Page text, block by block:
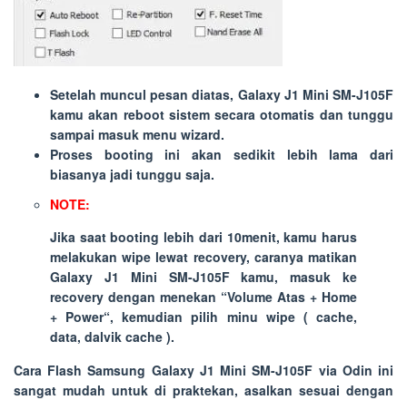
Setelah muncul pesan diatas, Galaxy J1 Mini SM-J105F
kamu akan reboot sistem secara otomatis dan tunggu
sampai masuk menu wizard.
Proses booting ini akan sedikit lebih lama dari
biasanya jadi tunggu saja.
NOTE:
Jika saat booting lebih dari 10menit, kamu harus
melakukan wipe lewat recovery, caranya matikan
Galaxy J1 Mini SM-J105F kamu, masuk ke
recovery dengan menekan “Volume Atas + Home
+ Power“, kemudian pilih minu wipe ( cache,
data, dalvik cache ).
Cara Flash Samsung Galaxy J1 Mini SM-J105F via Odin ini
sangat mudah untuk di praktekan, asalkan sesuai dengan